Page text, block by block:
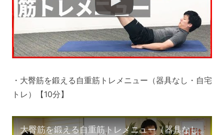
・大臀筋を鍛える自重筋トレメニュー（器具なし・自宅
トレ）【10分】
大臀筋を鍛える自重筋トレメニュー（器具なし・自宅トレ）【10分】